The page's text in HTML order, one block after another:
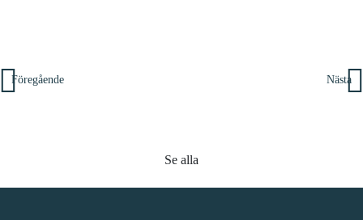
Föregående Nästa
Se alla